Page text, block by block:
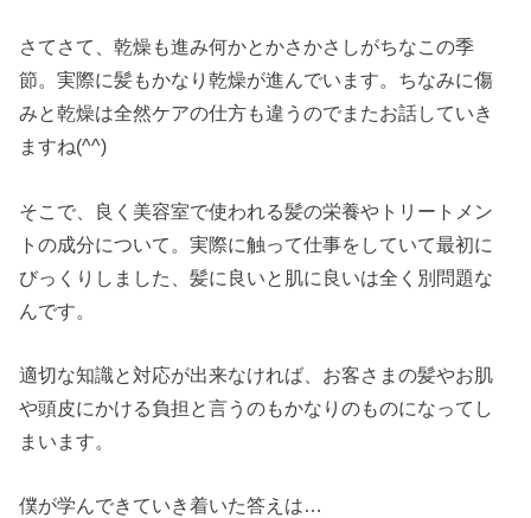
さてさて、乾燥も進み何かとかさかさしがちなこの季
節。実際に髪もかなり乾燥が進んでいます。ちなみに傷
みと乾燥は全然ケアの仕方も違うのでまたお話していき
ますね(^^)
そこで、良く美容室で使われる髪の栄養やトリートメン
トの成分について。実際に触って仕事をしていて最初に
びっくりしました、髪に良いと肌に良いは全く別問題な
んです。
適切な知識と対応が出来なければ、お客さまの髪やお肌
や頭皮にかける負担と言うのもかなりのものになってし
まいます。
僕が学んできていき着いた答えは…